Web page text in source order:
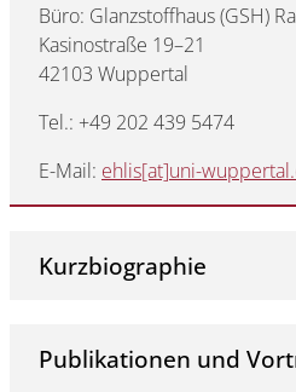
Büro: Glanzstoffhaus (GSH)
Kasinostraße 19–21
42103 Wuppertal
Tel.: +49 202 439 5474
E-Mail: ehlis[at]uni-
Kurzbiographie
Publikationen und